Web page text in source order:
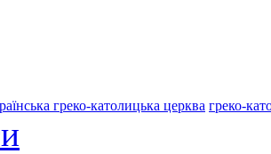
греко-католицька церква греко-